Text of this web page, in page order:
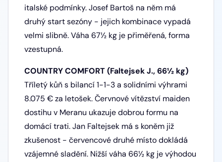
italské podmínky. Josef Bartoš na něm má
druhý start sezóny - jejich kombinace vypadá
velmi slibně. Váha 67½ kg je přiměřená, forma
vzestupná.
COUNTRY COMFORT (Faltejsek J., 66½ kg)
Tříletý kůň s bilancí 1-1-3 a solidními výhrami
8.075 € za letošek. Červnové vítězství maiden
dostihu v Meranu ukazuje dobrou formu na
domácí trati. Jan Faltejsek má s koněm již
zkušenost - červencové druhé místo dokládá
vzájemné sladění. Nižší váha 66½ kg je výhodou